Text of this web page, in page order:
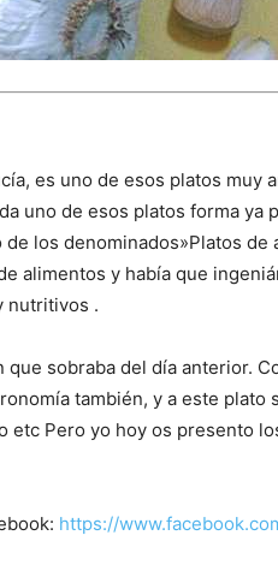
es uno de esos platos muy
uno de esos platos forma ya
los denominados»Platos de
alimentos y había que
nutritivos .
sobraba del día anterior.
también, y a este plato
etc Pero yo hoy os presento
https://